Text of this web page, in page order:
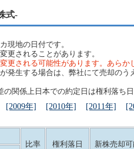
式-
現地の日付です。
更されることがあります。
更される可能性があります。あらか
発生する場合は、弊社にて売却の
の関係上日本での約定日は権利落ち
[2009年] [2010年] [2011年]
比率
権利落日
新株売却